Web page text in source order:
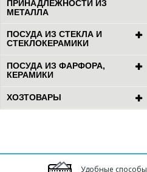
ПРИНАДЛЕЖНОСТИ ИЗ
МЕТАЛЛА
ПОСУДА ИЗ СТЕКЛА И
СТЕКЛОКЕРАМИКИ
ПОСУДА ИЗ ФАРФОРА,
КЕРАМИКИ
ХОЗТОВАРЫ
Удобные способы